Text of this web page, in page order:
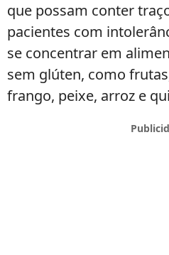
que possam conter
pacientes com
se concentrar em
sem glúten, como
frango, peixe, arroz e